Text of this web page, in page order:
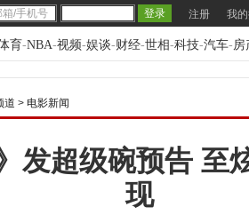
注册 我
育-NBA-视频-娱谈-财经-世相-科技-汽车-房
道 > 电影新闻
发超级碗预告 至
现